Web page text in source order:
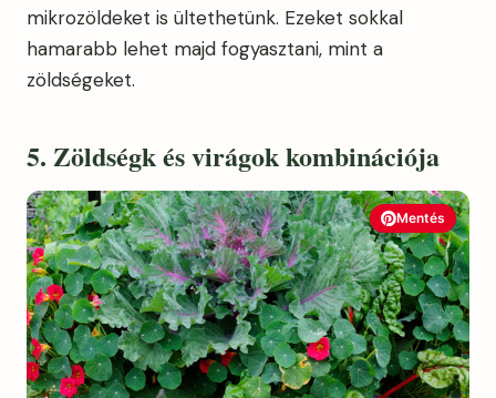
mikrozöldeket is ültethetünk. Ezeket sokkal
hamarabb lehet majd fogyasztani, mint a
zöldségeket.
5. Zöldségk és virágok kombinációja
Mentés